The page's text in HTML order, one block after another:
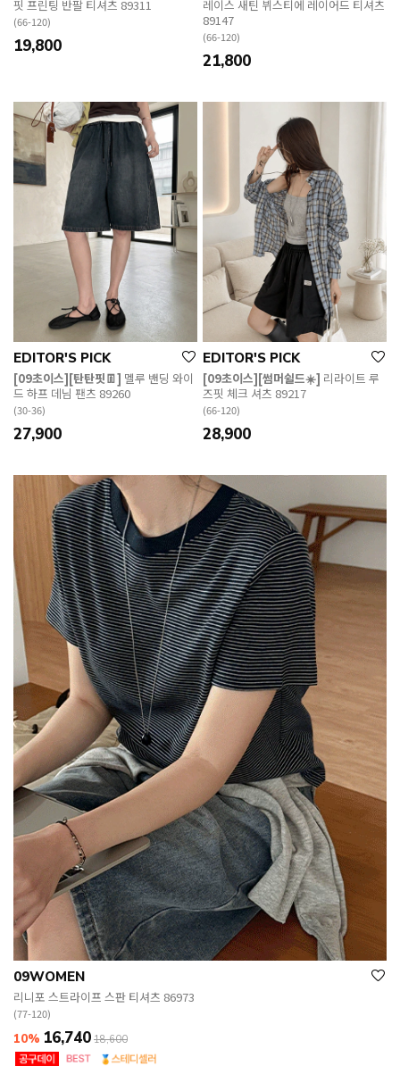
핏 프린팅 반팔 티셔츠 89311
(66-120)
19,800
레이스 새틴 뷔스티에 레이어드 티셔츠
89147
(66-120)
21,800
EDITOR'S PICK
[09초이스][탄탄핏👖] 멜루 밴딩 와이
드 하프 데님 팬츠 89260
(30-36)
27,900
EDITOR'S PICK
[09초이스][썸머쉴드☀️] 리라이트 루
즈핏 체크 셔츠 89217
(66-120)
28,900
09WOMEN
리니포 스트라이프 스판 티셔츠 86973
(77-120)
10% 16,740 18,600